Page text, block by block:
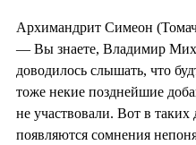
Архимандрит Симеон
— Вы знаете, Владимир
доводилось слышать, что
тоже некие позднейшие
не участвовали. Вот в
появляются сомнения